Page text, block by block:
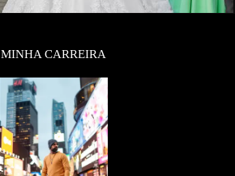
MINHA CARREIRA